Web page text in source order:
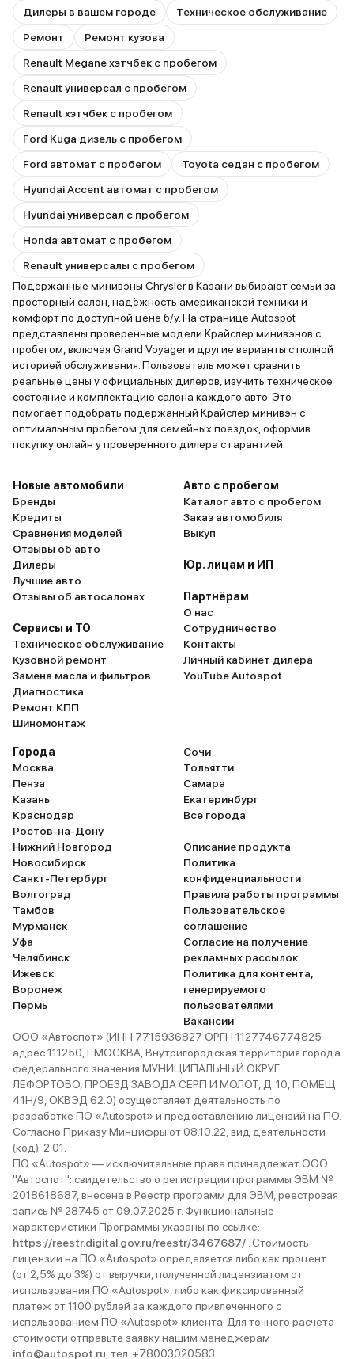
Дилеры в вашем городе
Техническое обслуживание
Ремонт
Ремонт кузова
Renault Megane хэтчбек с пробегом
Renault универсал с пробегом
Renault хэтчбек с пробегом
Ford Kuga дизель с пробегом
Ford автомат с пробегом
Toyota седан с пробегом
Hyundai Accent автомат с пробегом
Hyundai универсал с пробегом
Honda автомат с пробегом
Renault универсалы с пробегом
Подержанные минивэны Chrysler в Казани выбирают семьи за
просторный салон, надёжность американской техники и
комфорт по доступной цене б/у. На странице Autospot
представлены проверенные модели Крайслер минивэнов с
пробегом, включая Grand Voyager и другие варианты с полной
историей обслуживания. Пользователь может сравнить
реальные цены у официальных дилеров, изучить техническое
состояние и комплектацию салона каждого авто. Это
помогает подобрать подержанный Крайслер минивэн с
оптимальным пробегом для семейных поездок, оформив
покупку онлайн у проверенного дилера с гарантией.
Новые автомобили
Бренды
Кредиты
Сравнения моделей
Отзывы об авто
Дилеры
Лучшие авто
Отзывы об автосалонах
Сервисы и ТО
Техническое обслуживание
Кузовной ремонт
Замена масла и фильтров
Диагностика
Ремонт КПП
Шиномонтаж
Авто с пробегом
Каталог авто с пробегом
Заказ автомобиля
Выкуп
Юр. лицам и ИП
Партнёрам
О нас
Сотрудничество
Контакты
Личный кабинет дилера
YouTube Autospot
Города
Москва
Пенза
Казань
Краснодар
Ростов-на-Дону
Нижний Новгород
Новосибирск
Санкт-Петербург
Волгоград
Тамбов
Мурманск
Уфа
Челябинск
Ижевск
Воронеж
Пермь
Сочи
Тольятти
Самара
Екатеринбург
Все города
Описание продукта
Политика
конфиденциальности
Правила работы программы
Пользовательское
соглашение
Согласие на получение
рекламных рассылок
Политика для контента,
генерируемого
пользователями
Вакансии
ООО «Автоспот» (ИНН 7715936827 ОРГН 1127746774825
адрес 111250, Г.МОСКВА, Внутригородская территория города
федерального значения МУНИЦИПАЛЬНЫЙ ОКРУГ
ЛЕФОРТОВО, ПРОЕЗД ЗАВОДА СЕРП И МОЛОТ, Д. 10, ПОМЕЩ.
41Н/9, ОКВЭД 62.0) осуществляет деятельность по
разработке ПО «Autospot» и предоставлению лицензий на ПО.
Согласно Приказу Минцифры от 08.10.22, вид деятельности
(код): 2.01.
ПО «Autospot» — исключительные права принадлежат ООО
"Автоспот": свидетельство о регистрации программы ЭВМ №
2018618687, внесена в Реестр программ для ЭВМ, реестровая
запись № 28745 от 09.07.2025 г. Функциональные
характеристики Программы указаны по ссылке:
https://reestr.digital.gov.ru/reestr/3467687/ . Стоимость
лицензии на ПО «Autospot» определяется либо как процент
(от 2,5% до 3%) от выручки, полученной лицензиатом от
использования ПО «Autospot», либо как фиксированный
платеж от 1100 рублей за каждого привлеченного с
использованием ПО «Autospot» клиента. Для точного расчета
стоимости отправьте заявку нашим менеджерам
info@autospot.ru , тел. +78003020583